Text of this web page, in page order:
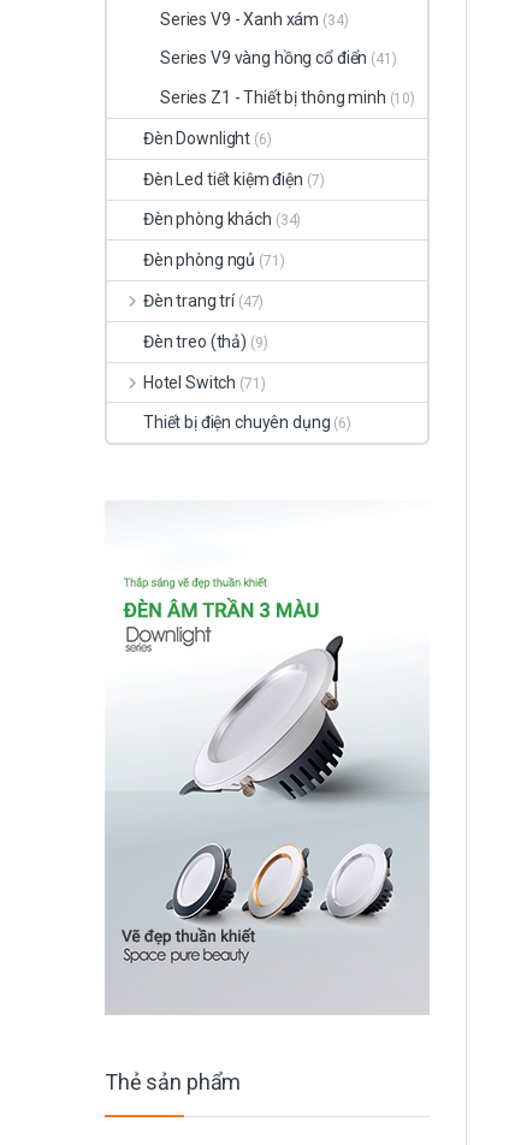
Series V9 - Xanh xám (34)
Series V9 vàng hồng cổ điển (41)
Series Z1 - Thiết bị thông minh (10)
Đèn Downlight (6)
Đèn Led tiết kiệm điện (7)
Đèn phòng khách (34)
Đèn phòng ngủ (71)
Đèn trang trí (47)
Đèn treo (thả) (9)
Hotel Switch (71)
Thiết bị điện chuyên dụng (6)
Thẻ sản phẩm